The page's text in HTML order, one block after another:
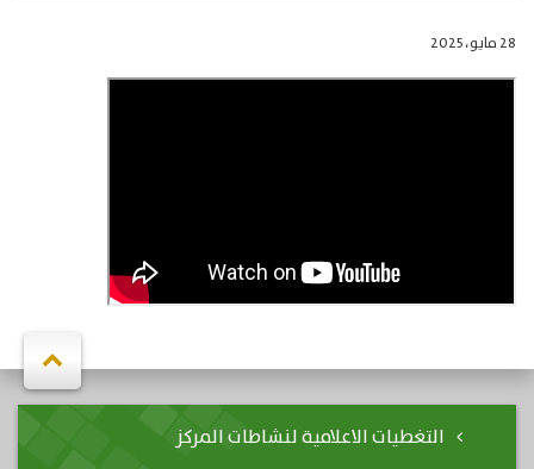
28 مايو، 2025
التغطيات الاعلامية لنشاطات المركز